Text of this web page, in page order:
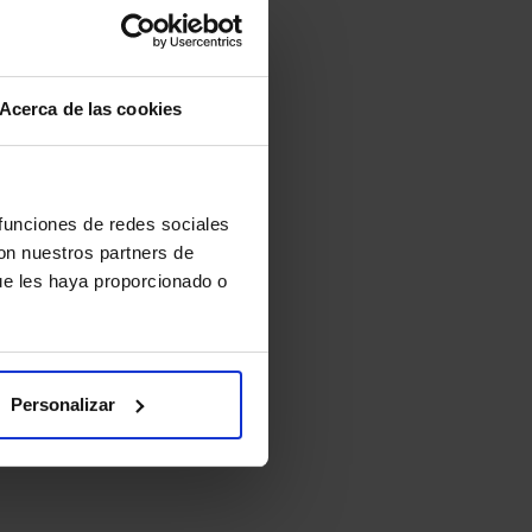
Acerca de las cookies
de redes sociales
nuestros partners de
les haya proporcionado o
Personalizar